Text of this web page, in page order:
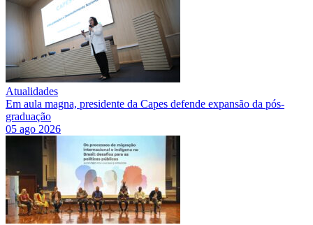
Atualidades
Em aula magna, presidente da Capes defende expansão da pós-
graduação
05 ago 2026